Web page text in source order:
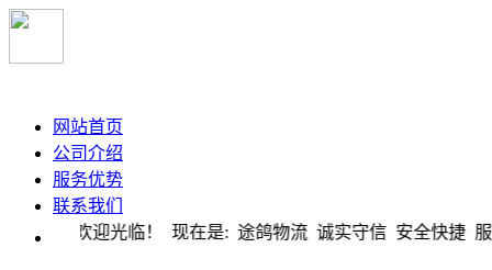
网站首页
公司介绍
服务优势
联系我们
欢迎光临！ 现在是:途鸽物流 诚实守信 安全快捷